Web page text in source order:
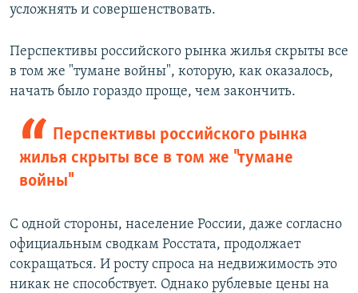
усложнять и совершенствовать.
Перспективы российского рынка жилья скрыты все
в том же "тумане войны", которую, как оказалось,
начать было гораздо проще, чем закончить.
Перспективы российского рынка
жилья скрыты все в том же "тумане
войны"
С одной стороны, население России, даже согласно
официальным сводкам Росстата, продолжает
сокращаться. И росту спроса на недвижимость это
никак не способствует. Однако рублевые цены на